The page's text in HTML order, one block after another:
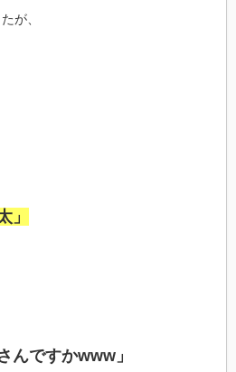
が、
」
んですかwww」